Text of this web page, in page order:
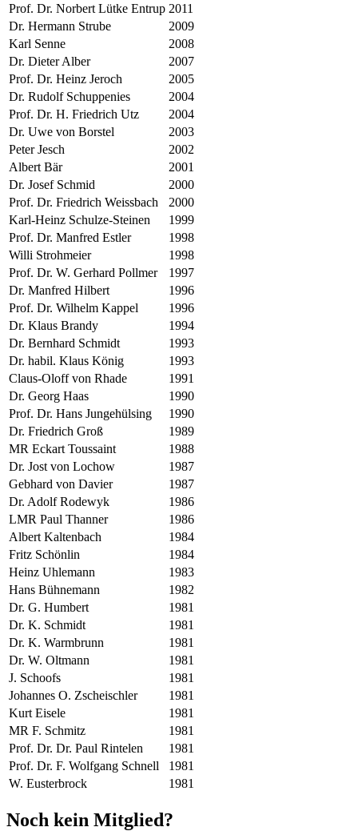
Prof. Dr. Norbert Lütke Entrup 2011
Dr. Hermann Strube
2009
Karl Senne
2008
Dr. Dieter Alber
2007
Prof. Dr. Heinz Jeroch
2005
Dr. Rudolf Schuppenies
2004
Prof. Dr. H. Friedrich Utz
2004
Dr. Uwe von Borstel
2003
Peter Jesch
2002
Albert Bär
2001
Dr. Josef Schmid
2000
Prof. Dr. Friedrich Weissbach
2000
Karl-Heinz Schulze-Steinen
1999
Prof. Dr. Manfred Estler
1998
Willi Strohmeier
1998
Prof. Dr. W. Gerhard Pollmer
1997
Dr. Manfred Hilbert
1996
Prof. Dr. Wilhelm Kappel
1996
Dr. Klaus Brandy
1994
Dr. Bernhard Schmidt
1993
Dr. habil. Klaus König
1993
Claus-Oloff von Rhade
1991
Dr. Georg Haas
1990
Prof. Dr. Hans Jungehülsing
1990
Dr. Friedrich Groß
1989
MR Eckart Toussaint
1988
Dr. Jost von Lochow
1987
Gebhard von Davier
1987
Dr. Adolf Rodewyk
1986
LMR Paul Thanner
1986
Albert Kaltenbach
1984
Fritz Schönlin
1984
Heinz Uhlemann
1983
Hans Bühnemann
1982
Dr. G. Humbert
1981
Dr. K. Schmidt
1981
Dr. K. Warmbrunn
1981
Dr. W. Oltmann
1981
J. Schoofs
1981
Johannes O. Zscheischler
1981
Kurt Eisele
1981
MR F. Schmitz
1981
Prof. Dr. Dr. Paul Rintelen
1981
Prof. Dr. F. Wolfgang Schnell
1981
W. Eusterbrock
1981
Noch kein Mitglied?